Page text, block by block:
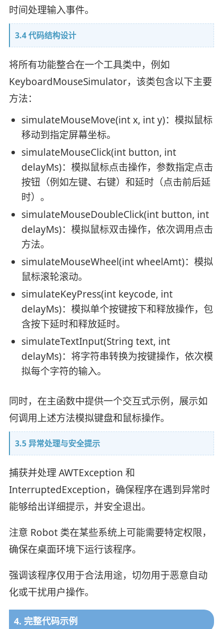
时间处理输入事件。
3.4 代码结构设计
将所有功能整合在一个工具类中，例如
KeyboardMouseSimulator，该类包含以下主要
方法：
simulateMouseMove(int x, int y)：模拟鼠标
移动到指定屏幕坐标。
simulateMouseClick(int button, int
delayMs)：模拟鼠标点击操作，参数指定点击
按钮（例如左键、右键）和延时（点击前后延
时）。
simulateMouseDoubleClick(int button, int
delayMs)：模拟鼠标双击操作，依次调用点击
方法。
simulateMouseWheel(int wheelAmt)：模拟
鼠标滚轮滚动。
simulateKeyPress(int keycode, int
delayMs)：模拟单个按键按下和释放操作，包
含按下延时和释放延时。
simulateTextInput(String text, int
delayMs)：将字符串转换为按键操作，依次模
拟每个字符的输入。
同时，在主函数中提供一个交互式示例，展示如
何调用上述方法模拟键盘和鼠标操作。
3.5 异常处理与安全提示
捕获并处理 AWTException 和
InterruptedException，确保程序在遇到异常时
能够给出详细提示，并安全退出。
注意 Robot 类在某些系统上可能需要特定权限，
确保在桌面环境下运行该程序。
强调该程序仅用于合法用途，切勿用于恶意自动
化或干扰用户操作。
4. 完整代码示例